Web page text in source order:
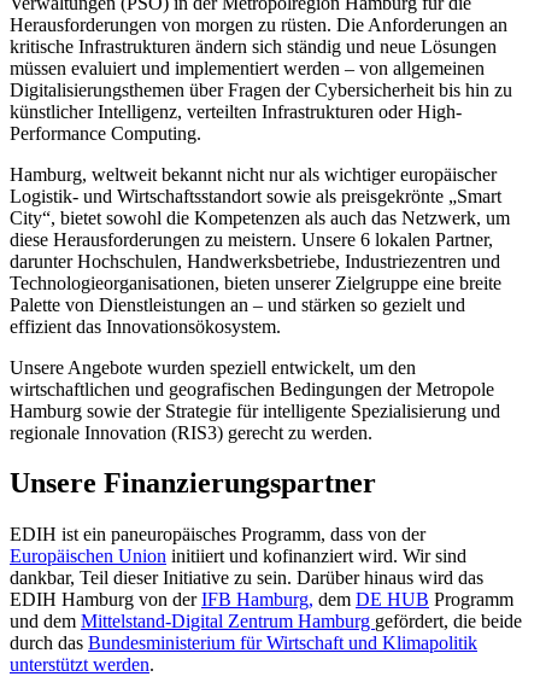
Herausforderungen von morgen zu rüsten. Die Anforderungen an
kritische Infrastrukturen ändern sich ständig und neue Lösungen
müssen evaluiert und implementiert werden – von allgemeinen
Digitalisierungsthemen über Fragen der Cybersicherheit bis hin zu
künstlicher Intelligenz, verteilten Infrastrukturen oder High-
Performance Computing.
Hamburg, weltweit bekannt nicht nur als wichtiger europäischer
Logistik- und Wirtschaftsstandort sowie als preisgekrönte „Smart
City“, bietet sowohl die Kompetenzen als auch das Netzwerk, um
diese Herausforderungen zu meistern. Unsere 6 lokalen Partner,
darunter Hochschulen, Handwerksbetriebe, Industriezentren und
Technologieorganisationen, bieten unserer Zielgruppe eine breite
Palette von Dienstleistungen an – und stärken so gezielt und
effizient das Innovationsökosystem.
Unsere Angebote wurden speziell entwickelt, um den
wirtschaftlichen und geografischen Bedingungen der Metropole
Hamburg sowie der Strategie für intelligente Spezialisierung und
regionale Innovation (RIS3) gerecht zu werden.
Unsere Finanzierungspartner
EDIH ist ein paneuropäisches Programm, dass von der
Europäischen Union initiiert und kofinanziert wird. Wir sind
dankbar, Teil dieser Initiative zu sein. Darüber hinaus wird das
EDIH Hamburg von derIFB Hamburg, dem DE HUB Programm
und dem Mittelstand-Digital Zentrum Hamburg gefördert, die beide
durch das Bundesministerium für Wirtschaft und Klimapolitik
unterstützt werden.